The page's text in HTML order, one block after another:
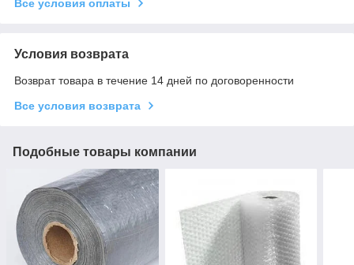
Все условия оплаты
Условия возврата
Возврат товара в течение 14 дней по договоренности
Все условия возврата
Подобные товары компании